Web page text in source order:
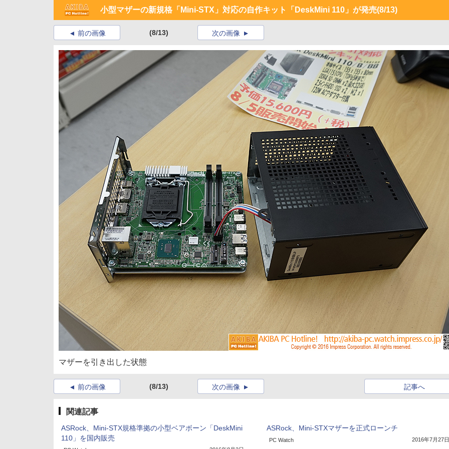
小型マザーの新規格「Mini-STX」対応の自作キット「DeskMini 110」が発売(8/13)
前の画像 (8/13) 次の画像
マザーを引き出した状態
前の画像 (8/13) 記事へ
次の画像
関連記事
ASRock、Mini-STX規格準拠の小型ベアボーン「DeskMini
110」を国内販売
ASRock、Mini-STXマザーを正式ローンチ
PC Watch 2016年7月27日